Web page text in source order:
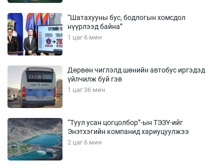
“Шатахууны бус, бодлогын хомсдол
нүүрлээд байна”
1 цаг 6 мин
Дөрвөн чиглэлд шөнийн автобус иргэдэд
үйлчилж буй гэв
1 цаг 36 мин
“Туул усан цогцолбор”-ын ТЭЗҮ-ийг
Энэтхэгийн компанид хариуцуулжээ
2 цаг 6 мин